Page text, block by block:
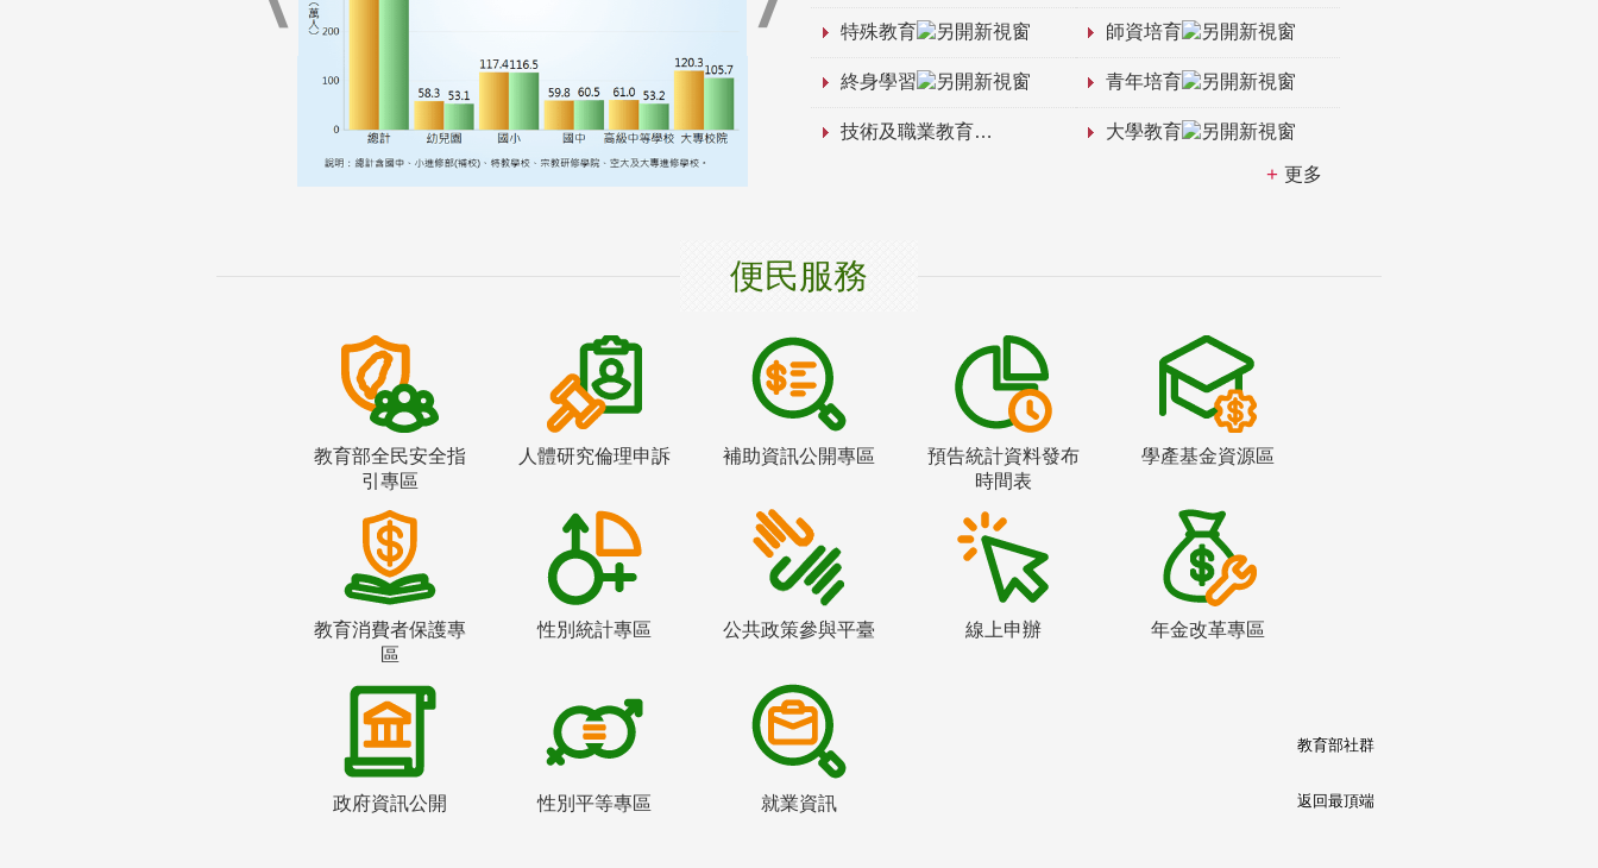
特殊教育 師資培育
終身學習 青年培育
技術及職業教育 大學教育
更多
便民服務
教育部全民安全指
引專區
人體研究倫理申訴 補助資訊公開專區
預告統計資料發布
時間表
學產基金資源區
教育消費者保護專
區
性別統計專區 公共政策參與平臺 線上申辦 年金改革專區
政府資訊公開 性別平等專區 就業資訊
教育部社群
返回最頂端